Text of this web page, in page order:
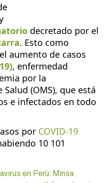
decretado por el
. Esto como
aumento de casos
, enfermedad
por la
(OMS), que está
e infectados en todo
por COVID-19
10 101
en Perú: Minsa